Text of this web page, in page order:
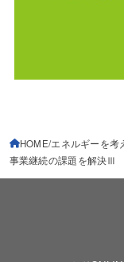
HOME エネルギーを考
事業継続の課題を解決Ⅲ